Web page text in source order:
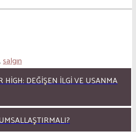
,salgın
HIGH: DEĞIŞEN İLGI VE USANMA